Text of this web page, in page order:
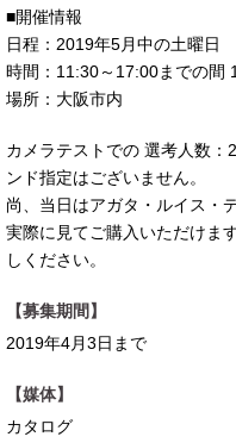
■開催情報
日程：2019年5月中の土曜日
時間：11:30～17:00までの間
場所：大阪市内
カメラテストでの 選考人数
ンド指定はございません。
尚、当日はアガタ・ルイス・
実際に見てご購入いただけま
しください。
【募集期間】
2019年4月3日まで
【媒体】
カタログ